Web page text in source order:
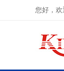
您好，欢